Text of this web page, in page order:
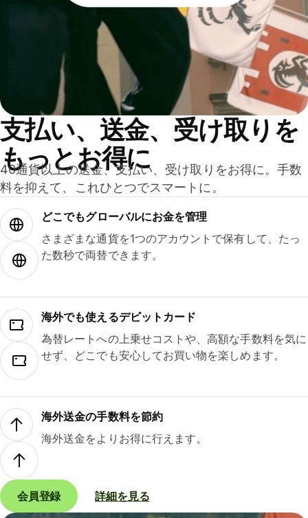
支払い、送金、受け取りを
もっとお得に
40通貨以上の送金、支払い、受け取りをお得に。手数
料を抑えて、これひとつでスマートに。
どこでもグ⁠ロ⁠ー⁠バ⁠ルにお金を管理
さまざまな通貨を1つのアカウントで保有して、たっ
た数秒で両替できます。
海外でも使えるデビットカード
為替レートへの上乗せコストや、高額な手数料を気に
せず、どこでも安心してお買い物を楽しめます。
海外送金の手数料を節約
海外送金をよりお得に行えます。
会員登録 詳細を見る